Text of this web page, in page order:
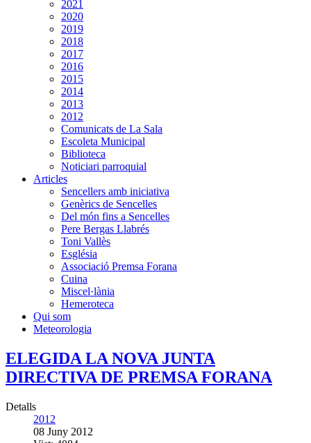
2021
2020
2019
2018
2017
2016
2015
2014
2013
2012
Comunicats de La Sala
Escoleta Municipal
Biblioteca
Noticiari parroquial
Articles
Sencellers amb iniciativa
Genèrics de Sencelles
Del món fins a Sencelles
Pere Bergas Llabrés
Toni Vallès
Església
Associació Premsa Forana
Cuina
Miscel·lània
Hemeroteca
Qui som
Meteorologia
ELEGIDA LA NOVA JUNTA
DIRECTIVA DE PREMSA FORANA
Detalls
2012
08 Juny 2012